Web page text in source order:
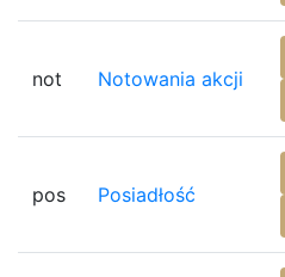
not Notowania akcji
pos Posiadłość